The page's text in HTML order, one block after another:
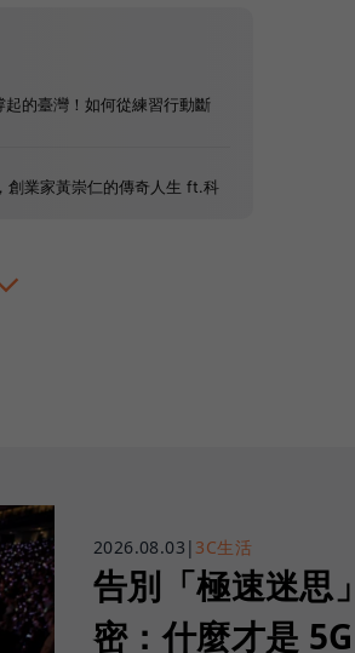
2026.08.03 | 3C生活
告別「極速迷
密：什麼才是